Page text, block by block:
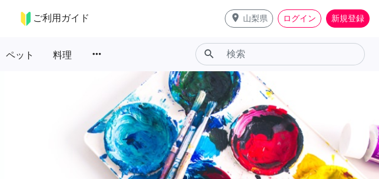
ご利用ガイド place 山梨県 ログイン 新規登録
ペット 料理 more_horiz search